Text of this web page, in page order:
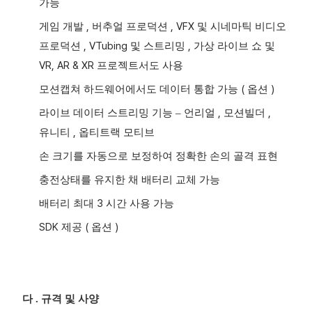
가능
게임 개발 , 버추얼 프로덕션 , VFX 및 시네마틱 비디오
프로덕션 , VTubing 및 스트리밍 , 가상 라이브 쇼 및
VR, AR & XR 프로젝트서도 사용
모션캡쳐 하드웨어에서도 데이터 통합 가능 ( 옵션 )
라이브 데이터 스트리밍 기능– 언리얼 , 모션빌더 ,
유니티 , 옵티트랙 모티브
손 크기를 자동으로 보정하여 정확한 손의 골격 표현
충전상태를 유지한 채 배터리 교체 가능
배터리 최대 3 시간 사용 가능
SDK제공 ( 옵션 )
다 . 규격 및 사양